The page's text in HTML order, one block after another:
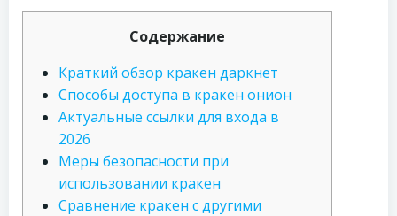
Содержание
Краткий обзор кракен даркнет
Способы доступа в кракен онион
Актуальные ссылки для входа в
2026
Меры безопасности при
использовании кракен
Сравнение кракен с другими